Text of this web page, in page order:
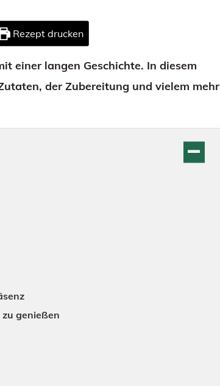
Rezept drucken
einer langen Geschichte. In diesem
der Zubereitung und vielem mehr
zu genießen